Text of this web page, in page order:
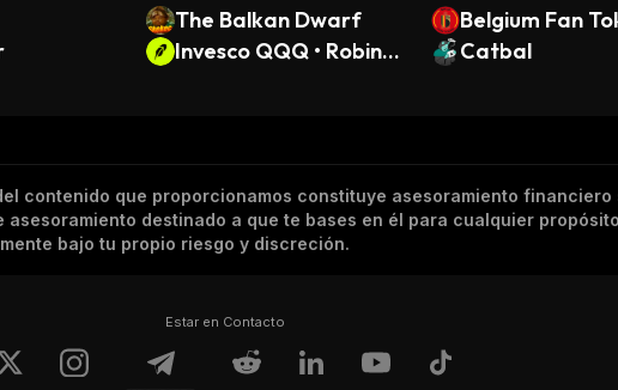
The Balkan Dwarf Belgium Fan
Invesco QQQ • Robinh
Catbal
contenido que proporcionamos constituye asesoramiento financiero
destinado a que te bases en él para cualquier
bajo tu propio riesgo y discreción.
Estar en Contacto